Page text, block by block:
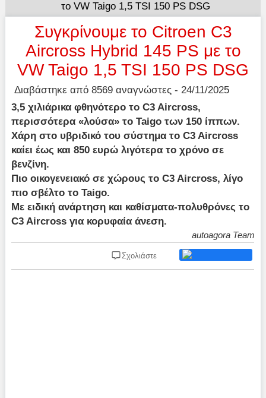
το VW Taigo 1,5 TSI 150 PS DSG
Συγκρίνουμε το Citroen C3
Aircross Hybrid 145 PS με το
VW Taigo 1,5 TSI 150 PS DSG
Διαβάστηκε από 8569 αναγνώστες - 24/11/2025
3,5 χιλιάρικα φθηνότερο το C3 Aircross,
περισσότερα «λούσα» το Taigo των 150 ίππων.
Χάρη στο υβριδικό του σύστημα το C3 Aircross
καίει έως και 850 ευρώ λιγότερα το χρόνο σε
βενζίνη.
Πιο οικογενειακό σε χώρους το C3 Aircross, λίγο
πιο σβέλτο το Taigo.
Με ειδική ανάρτηση και καθίσματα-πολυθρόνες το
C3 Aircross για κορυφαία άνεση.
autoagora Team
Σχολιάστε